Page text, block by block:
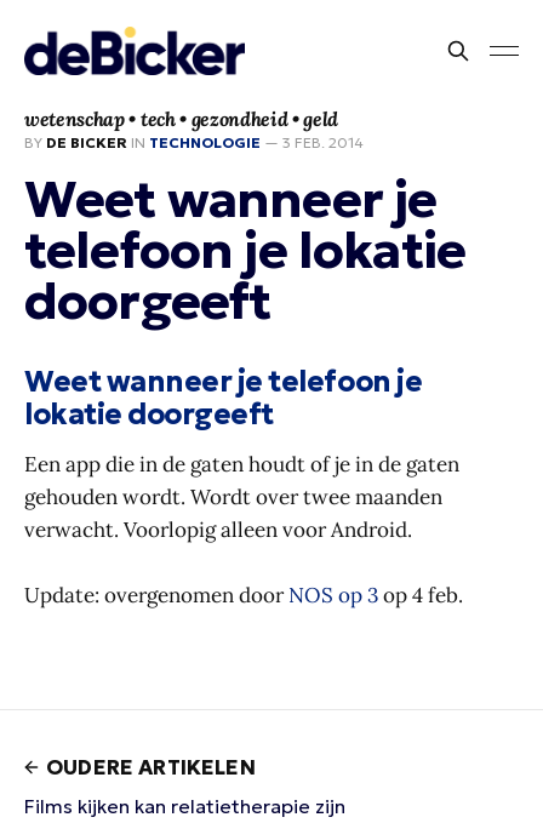
wetenschap • tech • gezondheid • geld
BY DE BICKER IN TECHNOLOGIE — 3 FEB. 2014
Weet wanneer je
telefoon je lokatie
doorgeeft
Weet wanneer je telefoon je
lokatie doorgeeft
Een app die in de gaten houdt of je in de gaten
gehouden wordt. Wordt over twee maanden
verwacht. Voorlopig alleen voor Android.
Update: overgenomen doorNOS op 3op 4 feb.
OUDERE ARTIKELEN
Films kijken kan relatietherapie zijn